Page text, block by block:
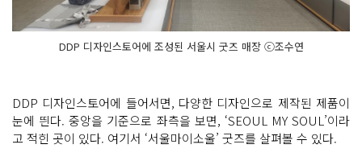
DDP 디자인스토어에 조성된 서울시 굿즈 매장 ⓒ조수연
DDP 디자인스토어에 들어서면, 다양한 디자인으로 제작된 제품이
눈에 띈다. 중앙을 기준으로 좌측을 보면, ‘SEOUL MY SOUL’이라
고 적힌 곳이 있다. 여기서 ‘서울마이소울’ 굿즈를 살펴볼 수 있다.